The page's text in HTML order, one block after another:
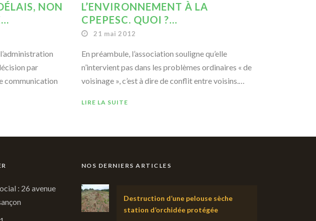
NON
par
communication
L’ENVIRONNEMENT À LA
CPEPESC. QUOI ?…
21 mai 2012
En préambule, l’association souligne qu’elle
n’intervient pas dans les problèmes ordinaires « de
voisinage », c’est à dire de conflit entre voisins.…
LIRE LA SUITE
: 26 avenue
NOS DERNIERS ARTICLES
Destruction d’une pelouse sèche
station d’orchidée protégée